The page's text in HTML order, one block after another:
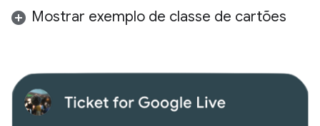
Mostrar exemplo de classe de cartões